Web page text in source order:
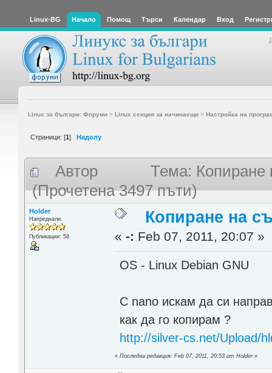
Linux-BG Начало Помощ Търси Календар Вход
Linux за българи: Форуми> Linux секция за начинаещи> Настройка на
Страници: [1] Надолу
Автор
Тема: Копиране
(Прочетена 3497 пъти)
Holder
Напреднали
Публикации: 58
Копиране на
«-: Feb 07, 2011, 20:07 »
OS - Linux Debian GNU
С nano искам да си
как да го копирам ?
http://silver-cs.net/Upload/
«Последна редакция: Feb 07, 2011, 20:53 от Holder»